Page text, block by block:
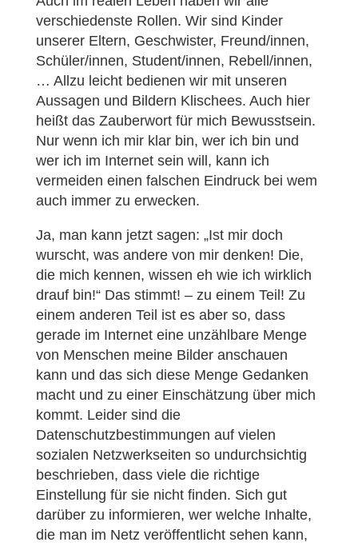
verschiedenste Rollen. Wir sind Kinder
unserer Eltern, Geschwister, Freund/innen,
Schüler/innen, Student/innen, Rebell/innen,
… Allzu leicht bedienen wir mit unseren
Aussagen und Bildern Klischees. Auch hier
heißt das Zauberwort für mich Bewusstsein.
Nur wenn ich mir klar bin, wer ich bin und
wer ich im Internet sein will, kann ich
vermeiden einen falschen Eindruck bei wem
auch immer zu erwecken.
Ja, man kann jetzt sagen: „Ist mir doch
wurscht, was andere von mir denken! Die,
die mich kennen, wissen eh wie ich wirklich
drauf bin!“ Das stimmt! – zu einem Teil! Zu
einem anderen Teil ist es aber so, dass
gerade im Internet eine unzählbare Menge
von Menschen meine Bilder anschauen
kann und das sich diese Menge Gedanken
macht und zu einer Einschätzung über mich
kommt. Leider sind die
Datenschutzbestimmungen auf vielen
sozialen Netzwerkseiten so undurchsichtig
beschrieben, dass viele die richtige
Einstellung für sie nicht finden. Sich gut
darüber zu informieren, wer welche Inhalte,
die man im Netz veröffentlicht sehen kann,